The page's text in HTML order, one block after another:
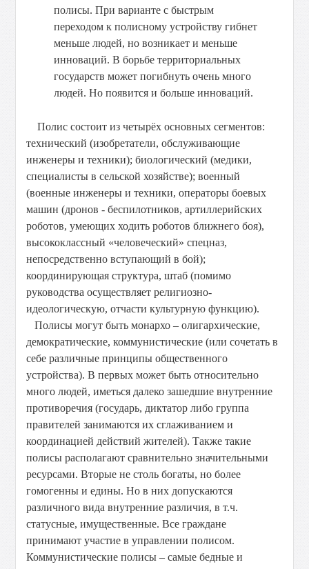
полисы. При варианте с быстрым
переходом к полисному устройству гибнет
меньше людей, но возникает и меньше
инноваций. В борьбе территориальных
государств может погибнуть очень много
людей. Но появится и больше инноваций.
Полис состоит из четырёх основных сегментов:
технический (изобретатели, обслуживающие
инженеры и техники); биологический (медики,
специалисты в сельской хозяйстве); военный
(военные инженеры и техники, операторы боевых
машин (дронов - беспилотников, артиллерийских
роботов, умеющих ходить роботов ближнего боя),
высококлассный «человеческий» спецназ,
непосредственно вступающий в бой);
координирующая структура, штаб (помимо
руководства осуществляет религиозно-
идеологическую, отчасти культурную функцию).
Полисы могут быть монархо – олигархические,
демократические, коммунистические (или сочетать в
себе различные принципы общественного
устройства). В первых может быть относительно
много людей, иметься далеко зашедшие внутренние
противоречия (государь, диктатор либо группа
правителей занимаются их сглаживанием и
координацией действий жителей). Также такие
полисы располагают сравнительно значительными
ресурсами. Вторые не столь богаты, но более
гомогенны и едины. Но в них допускаются
различного вида внутренние различия, в т.ч.
статусные, имущественные. Все граждане
принимают участие в управлении полисом.
Коммунистические полисы – самые бедные и